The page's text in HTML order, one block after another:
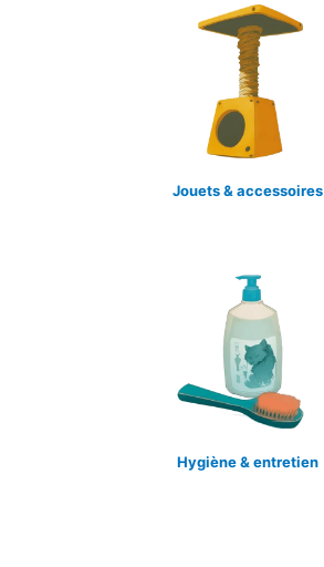
Jouets & accessoires
Hygiène & entretien